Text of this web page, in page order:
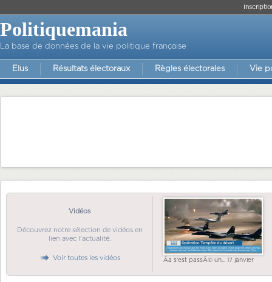
Politiquemania
La base de données de la vie politique française
Elus Résultats électoraux Règles électorales Vie
Vidéos
Découvrez notre sélection de vidéos en
lien avec l'actualité.
Voir toutes les vidéos Ãa s'est passÃ© un... 17 janvier